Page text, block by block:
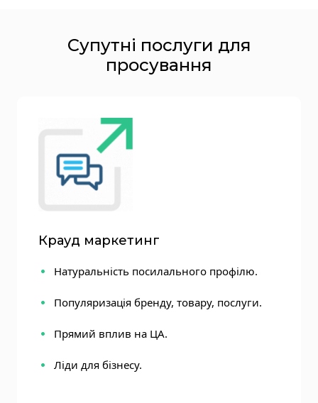
Супутні послуги для
просування
Крауд маркетинг
Натуральність посилального профілю.
Популяризація бренду, товару, послуги.
Прямий вплив на ЦА.
Ліди для бізнесу.